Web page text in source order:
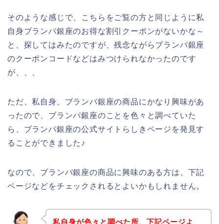
そのような感じで、こちらをご覧の方と同じように私
自身ブランパ銀座のお得な割引クーポンがないかな～
と、探してはみたのですが、残念ながらブランパ銀座
のクーポンコードなどはみつけられなかったのです
が、、、
ただ、私自身、ブランパ銀座の商品にかなり興味があ
ったので、ブランパ銀座のことを色々と調べていた
ら、ブランパ銀座の公式サイトらしきページを発見す
ることができました♪
なので、ブランパ銀座の商品に興味のある方は、下記
ページなどをチェックされるとよいかもしれません。
私自身が色々と調べた所、下記ページよ